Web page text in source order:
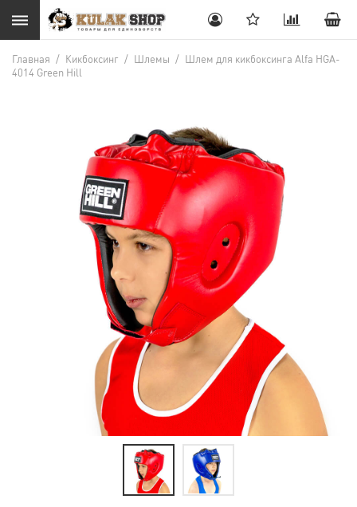
Главная / Кикбоксинг / Шлемы / Шлем для кикбоксинга Alfa HGA-
4014 Green Hill